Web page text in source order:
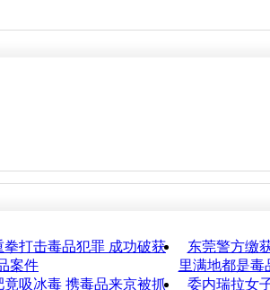
拳打击毒品犯罪 成功破获
案件
东莞警方缴
里满地都是毒
竟吸冰毒 携毒品来京被抓
委内瑞拉女